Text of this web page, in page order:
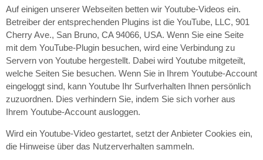
Auf einigen unserer Webseiten betten wir Youtube-Videos ein.
Betreiber der entsprechenden Plugins ist die YouTube, LLC, 901
Cherry Ave., San Bruno, CA 94066, USA. Wenn Sie eine Seite
mit dem YouTube-Plugin besuchen, wird eine Verbindung zu
Servern von Youtube hergestellt. Dabei wird Youtube mitgeteilt,
welche Seiten Sie besuchen. Wenn Sie in Ihrem Youtube-Account
eingeloggt sind, kann Youtube Ihr Surfverhalten Ihnen persönlich
zuzuordnen. Dies verhindern Sie, indem Sie sich vorher aus
Ihrem Youtube-Account ausloggen.
Wird ein Youtube-Video gestartet, setzt der Anbieter Cookies ein,
die Hinweise über das Nutzerverhalten sammeln.